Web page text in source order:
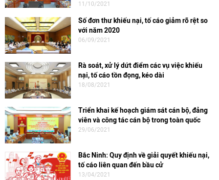
11/10/2021
Số đơn thư khiếu nại, tố cáo giảm rõ rệt so
với năm 2020
06/09/2021
Rà soát, xử lý dứt điểm các vụ việc khiếu
nại, tố cáo tồn đọng, kéo dài
18/08/2021
Triển khai kế hoạch giám sát cán bộ, đảng
viên và công tác cán bộ trong toàn quốc
29/06/2021
Bắc Ninh: Quy định về giải quyết khiếu nại,
tố cáo liên quan đến bầu cử
13/04/2021